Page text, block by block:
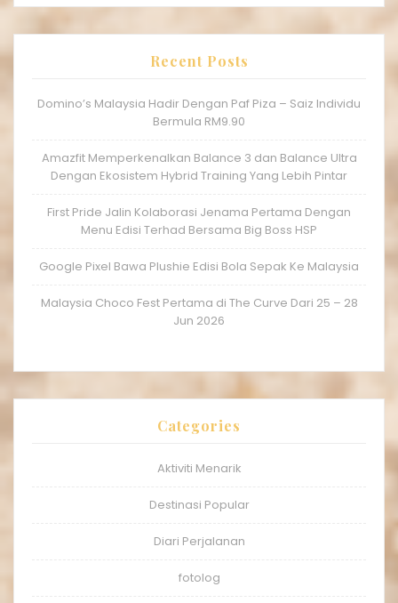
Recent Posts
Domino’s Malaysia Hadir Dengan Paf Piza – Saiz Individu
Bermula RM9.90
Amazfit Memperkenalkan Balance 3 dan Balance Ultra
Dengan Ekosistem Hybrid Training Yang Lebih Pintar
First Pride Jalin Kolaborasi Jenama Pertama Dengan
Menu Edisi Terhad Bersama Big Boss HSP
Google Pixel Bawa Plushie Edisi Bola Sepak Ke Malaysia
Malaysia Choco Fest Pertama di The Curve Dari 25 – 28
Jun 2026
Categories
Aktiviti Menarik
Destinasi Popular
Diari Perjalanan
fotolog